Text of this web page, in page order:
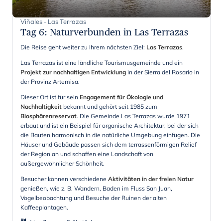
Viñales - Las Terrazas
Tag 6: Naturverbunden in Las Terrazas
Die Reise geht weiter zu Ihrem nächsten Ziel: Las Terrazas.
Las Terrazas ist eine ländliche Tourismusgemeinde und ein
Projekt zur nachhaltigen Entwicklung in der Sierra del Rosario in
der Provinz Artemisa.
Dieser Ort ist für sein Engagement für Ökologie und
Nachhaltigkeit bekannt und gehört seit 1985 zum
Biosphärenreservat. Die Gemeinde Las Terrazas wurde 1971
erbaut und ist ein Beispiel für organische Architektur, bei der sich
die Bauten harmonisch in die natürliche Umgebung einfügen. Die
Häuser und Gebäude passen sich dem terrassenförmigen Relief
der Region an und schaffen eine Landschaft von
außergewöhnlicher Schönheit.
Besucher können verschiedene Aktivitäten in der freien Natur
genießen, wie z. B. Wandern, Baden im Fluss San Juan,
Vogelbeobachtung und Besuche der Ruinen der alten
Kaffeeplantagen.